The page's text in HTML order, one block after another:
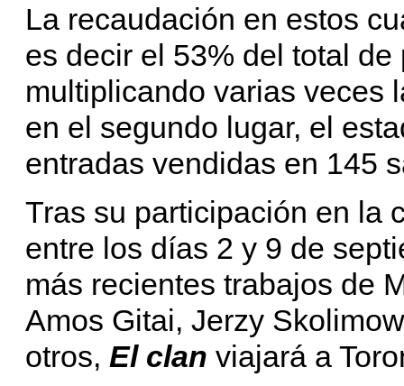
La recaudación en estos
es decir el 53% del total
multiplicando varias veces
en el segundo lugar, el
entradas vendidas en 145
Tras su participación en la
entre los días 2 y 9 de
más recientes trabajos de
Amos Gitai, Jerzy
otros, El clan viajará a